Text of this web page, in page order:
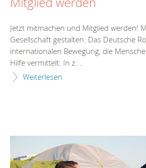
Jetzt mitmachen und Mitglied werden!
Gesellschaft gestalten. Das Deutsche
internationalen Bewegung, die
Hilfe vermittelt: In z....
Weiterlesen